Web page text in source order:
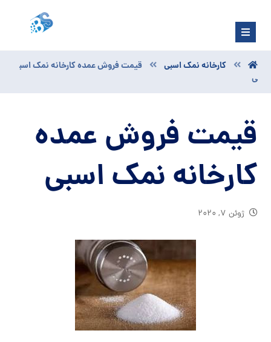
کارخانه نمک اسبی
قیمت فروش عمده کارخانه نمک اسب
ی
قیمت فروش عمده
کارخانه نمک اسبی
ژوئن ۷, ۲۰۲۰